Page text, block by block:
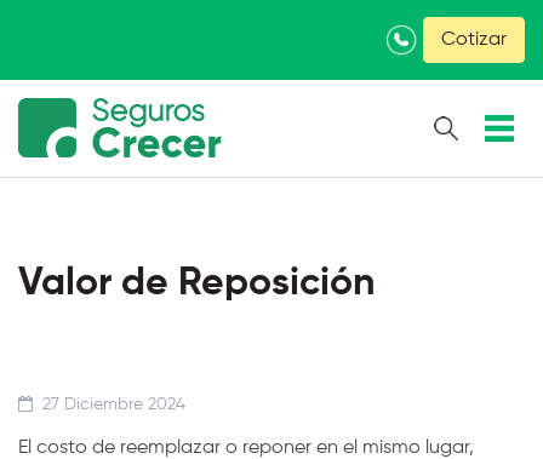
Cotizar
×
Valor de Reposición
27 Diciembre 2024
El costo de reemplazar o reponer en el mismo lugar,